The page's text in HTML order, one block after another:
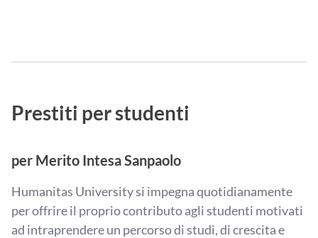
Prestiti per studenti
per Merito Intesa Sanpaolo
Humanitas University si impegna quotidianamente
per offrire il proprio contributo agli studenti motivati
ad intraprendere un percorso di studi, di crescita e